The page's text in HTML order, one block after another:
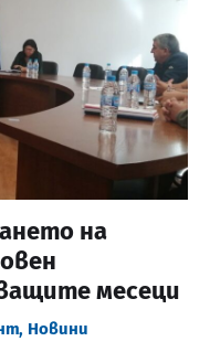
на
месеци
, Новини